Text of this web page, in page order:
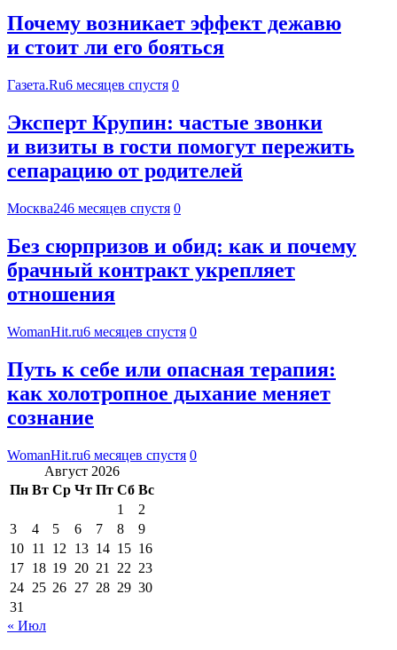
Почему возникает эффект дежавю
и стоит ли его бояться
Газета.Ru6 месяцев спустя 0
Эксперт Крупин: частые звонки
и визиты в гости помогут пережить
сепарацию от родителей
Москва246 месяцев спустя 0
Без сюрпризов и обид: как и почему
брачный контракт укрепляет
отношения
WomanHit.ru6 месяцев спустя 0
Путь к себе или опасная терапия:
как холотропное дыхание меняет
сознание
WomanHit.ru6 месяцев спустя 0
Август 2026
Пн Вт Ср Чт Пт Сб Вс
1
2
3
4 5 6 7 8
9
10 11 12 13 14 15 16
17 18 19 20 21 22 23
24 25 26 27 28 29 30
31
« Июл